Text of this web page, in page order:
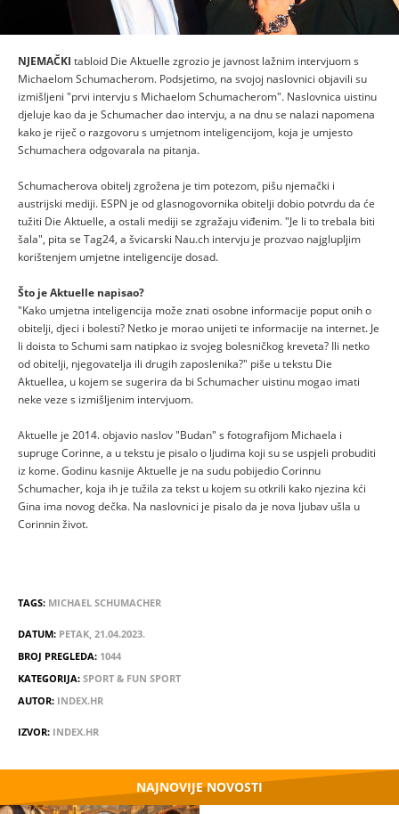
NJEMAČKI tabloid Die Aktuelle zgrozio je javnost lažnim intervjuom s
Michaelom Schumacherom. Podsjetimo, na svojoj naslovnici objavili su
izmišljeni "prvi intervju s Michaelom Schumacherom". Naslovnica uistinu
djeluje kao da je Schumacher dao intervju, a na dnu se nalazi napomena
kako je riječ o razgovoru s umjetnom inteligencijom, koja je umjesto
Schumachera odgovarala na pitanja.
Schumacherova obitelj zgrožena je tim potezom, pišu njemački i
austrijski mediji. ESPN je od glasnogovornika obitelji dobio potvrdu da će
tužiti Die Aktuelle, a ostali mediji se zgražaju viđenim. "Je li to trebala biti
šala", pita se Tag24, a švicarski Nau.ch intervju je prozvao najglupljim
korištenjem umjetne inteligencije dosad.
Što je Aktuelle napisao?
"Kako umjetna inteligencija može znati osobne informacije poput onih o
obitelji, djeci i bolesti? Netko je morao unijeti te informacije na internet. Je
li doista to Schumi sam natipkao iz svojeg bolesničkog kreveta? Ili netko
od obitelji, njegovatelja ili drugih zaposlenika?" piše u tekstu Die
Aktuellea, u kojem se sugerira da bi Schumacher uistinu mogao imati
neke veze s izmišljenim intervjuom.
Aktuelle je 2014. objavio naslov "Budan" s fotografijom Michaela i
supruge Corinne, a u tekstu je pisalo o ljudima koji su se uspjeli probuditi
iz kome. Godinu kasnije Aktuelle je na sudu pobijedio Corinnu
Schumacher, koja ih je tužila za tekst u kojem su otkrili kako njezina kći
Gina ima novog dečka. Na naslovnici je pisalo da je nova ljubav ušla u
Corinnin život.
TAGS: MICHAEL SCHUMACHER
DATUM: PETAK, 21.04.2023.
BROJ PREGLEDA: 1044
KATEGORIJA: SPORT & FUN SPORT
AUTOR: INDEX.HR
IZVOR: INDEX.HR
NAJNOVIJE NOVOSTI